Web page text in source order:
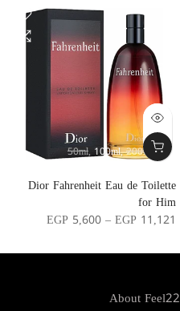
50ml 100ml 200ml
Dior Fahrenheit Eau de Toilette
for Him
EGP 5,600 – EGP 11,121
About Feel22